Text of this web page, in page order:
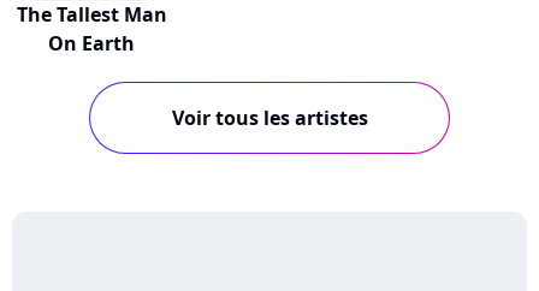
The Tallest Man
On Earth
Voir tous les artistes